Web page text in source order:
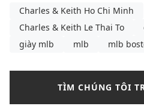
Charles & Keith Ho Chi Minh
Charles & Keith Le Thai To
giày mlb
mlb mlb
TÌM CHÚNG TÔI